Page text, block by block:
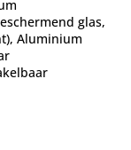
glas,
Aluminium